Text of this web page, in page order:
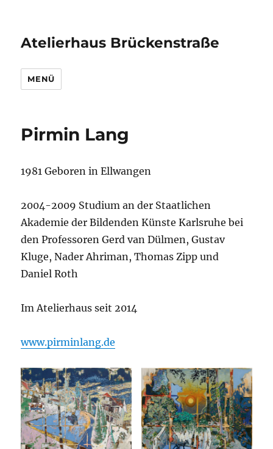
Atelierhaus Brückenstraße
MENÜ
Pirmin Lang
1981 Geboren in Ellwangen
2004-2009 Studium an der Staatlichen
Akademie der Bildenden Künste Karlsruhe bei
den Professoren Gerd van Dülmen, Gustav
Kluge, Nader Ahriman, Thomas Zipp und
Daniel Roth
Im Atelierhaus seit 2014
www.pirminlang.de